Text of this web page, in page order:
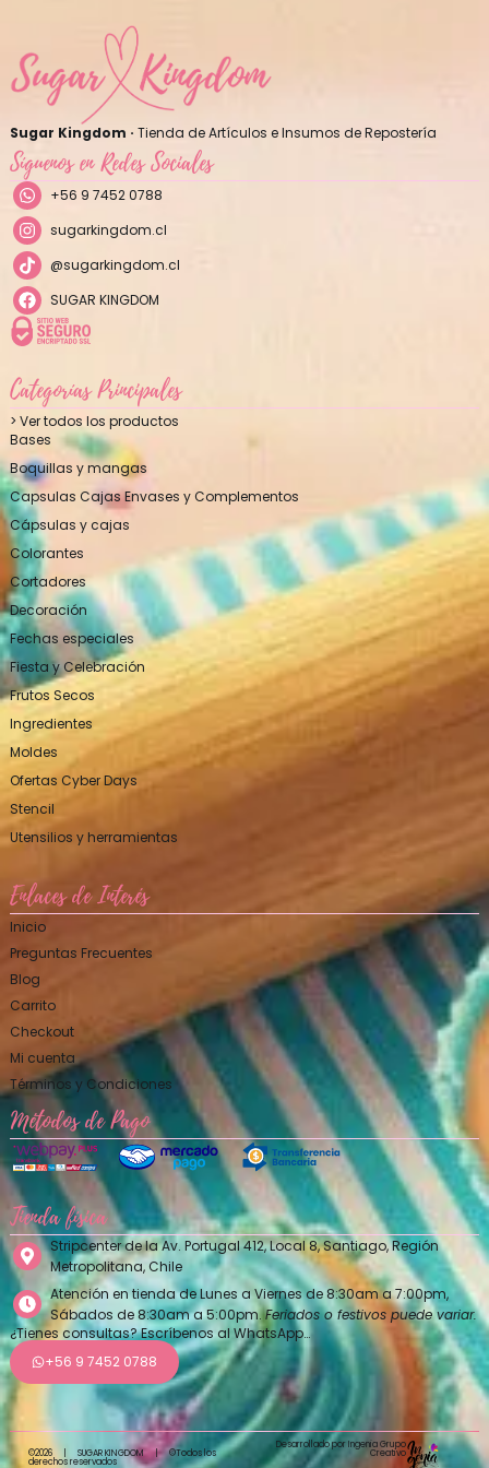
Sugar Kingdom · Tienda de Artículos e Insumos de Repostería
Síguenos en Redes Sociales
+56 9 7452 0788
sugarkingdom.cl
@sugarkingdom.cl
SUGAR KINGDOM
Categorías Principales
> Ver todos los productos
Bases
Boquillas y mangas
Capsulas Cajas Envases y Complementos
Cápsulas y cajas
Colorantes
Cortadores
Decoración
Fechas especiales
Fiesta y Celebración
Frutos Secos
Ingredientes
Moldes
Ofertas Cyber Days
Stencil
Utensilios y herramientas
Enlaces de Interés
Inicio
Preguntas Frecuentes
Blog
Carrito
Checkout
Mi cuenta
Términos y Condiciones
Métodos de Pago
Tienda física
Stripcenter de la Av. Portugal 412, Local 8, Santiago, Región
Metropolitana, Chile
Atención en tienda de Lunes a Viernes de 8:30am a 7:00pm,
Sábados de 8:30am a 5:00pm.Feriados o festivos puede variar.
¿Tienes consultas? Escríbenos al WhatsApp…
+56 9 7452 0788
©2026 SUGAR KINGDOM | ©Todos los
derechos reservados
Desarrollado por Ingenia Grupo
Creativo